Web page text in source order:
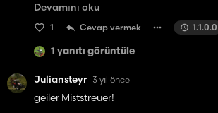
Ansonsten super Mod und hat bei mir
Devamını oku
1 Cevap vermek 1.1.0.0
1 yanıtı görüntüle
Juliansteyr 3 yıl önce
geiler Miststreuer!